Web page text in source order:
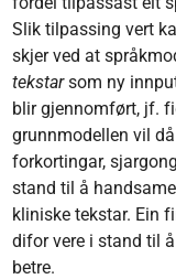
Slik tilpassing vert
skjer ved at
tekstarsom ny
blir gjennomført, jf.
grunnmodellen vil
forkortingar,
stand til å
kliniske tekstar. Ein
difor vere i stand til
betre.